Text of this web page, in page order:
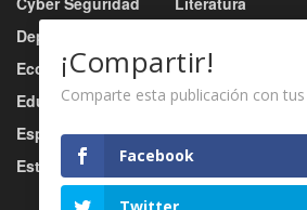
Deportes
Economía
Educación
Esports
Estilo De Vida
Música
Música Urbana
Nacional
Negocio
¡Compartir!
Comparte esta publicación con
Facebook
Twitter